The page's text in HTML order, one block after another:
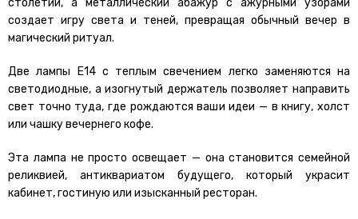
столетий, а металлический абажур с ажурными узорами
создает игру света и теней, превращая обычный вечер в
магический ритуал.
Две лампы E14 с теплым свечением легко заменяются на
светодиодные, а изогнутый держатель позволяет направить
свет точно туда, где рождаются ваши идеи — в книгу, холст
или чашку вечернего кофе.
Эта лампа не просто освещает — она становится семейной
реликвией, антиквариатом будущего, который украсит
кабинет, гостиную или изысканный ресторан.